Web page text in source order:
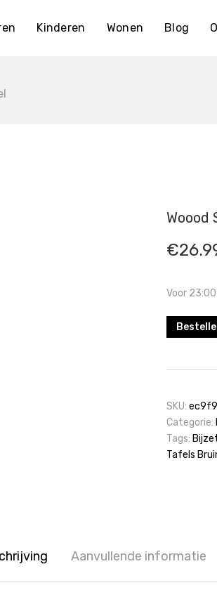
Kinderen Wonen Blog
Woood
€
Voor
SKU:
Categorie:
Tags:
Tafels
Aanvullende informatie